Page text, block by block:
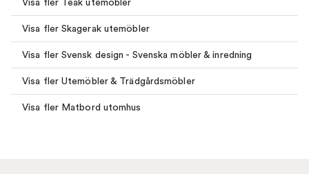
Visa fler Teak utemöbler
Visa fler Skagerak utemöbler
Visa fler Svensk design - Svenska möbler & inredning
Visa fler Utemöbler & Trädgårdsmöbler
Visa fler Matbord utomhus